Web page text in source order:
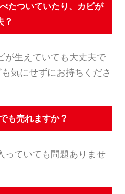
たついていたり、カビが
？
生えていても大丈夫で
気にせずにお持ちくださ
も売れますか？
ていても問題ありませ